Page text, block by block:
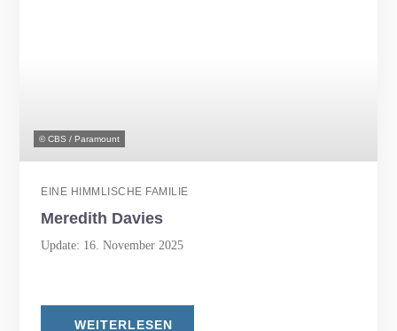
© CBS / Paramount
EINE HIMMLISCHE FAMILIE
Meredith Davies
Update: 16. November 2025
WEITERLESEN